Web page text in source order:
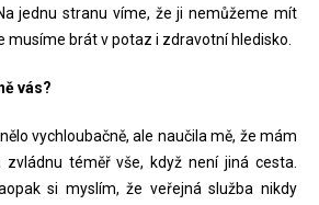
jednu stranu víme, že ji nemůžeme mít
musíme brát v potaz i zdravotní hledisko.
vás?
vychloubačně, ale naučila mě, že mám
téměř vše, když není jiná cesta.
si myslím, že veřejná služba nikdy